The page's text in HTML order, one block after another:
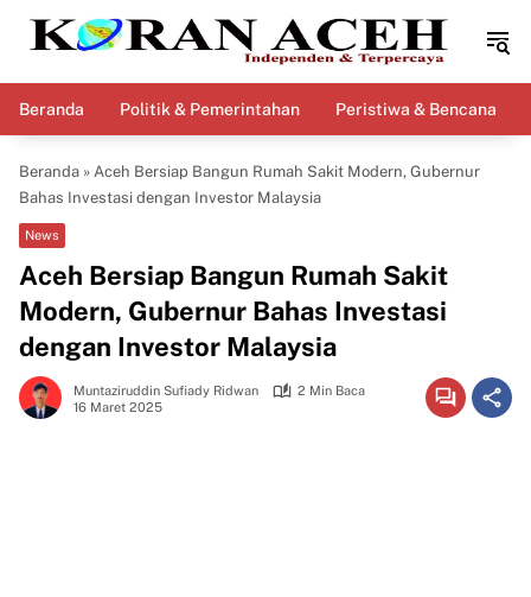
Beranda Politik & Pemerintahan Peristiwa & Bencana
Beranda » Aceh Bersiap Bangun Rumah Sakit Modern, Gubernur
Bahas Investasi dengan Investor Malaysia
News
Aceh Bersiap Bangun Rumah Sakit
Modern, Gubernur Bahas Investasi
dengan Investor Malaysia
Muntaziruddin Sufiady Ridwan
2 Min Baca
16 Maret 2025